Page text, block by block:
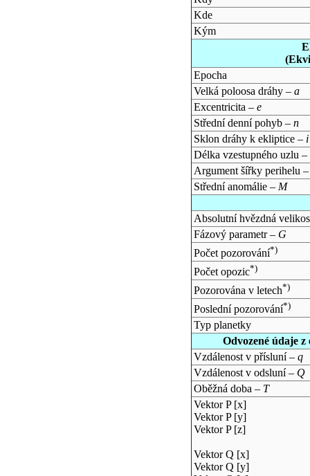
Kde
Kým
Epocha
Velká poloosa dráhy – a
Excentricita – e
Střední denní pohyb – n
Sklon dráhy k ekliptice – i
Délka vzestupného uzlu –
Argument šířky perihelu
Střední anomálie – M
Absolutní hvězdná
Fázový parametr – G
Počet pozorování*)
Počet opozic*)
Pozorována v letech*)
Poslední pozorování*)
Typ planetky
Odvozené údaje
Vzdálenost v přísluní – q
Vzdálenost v odsluní – Q
Oběžná doba – T
Vektor P [x]
Vektor P [y]
Vektor P [z]
Vektor Q [x]
Vektor Q [y]